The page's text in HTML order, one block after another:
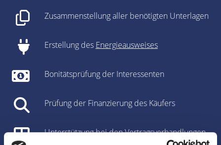
Zusammenstellung aller benötigten Unterlagen
Erstellung des Energieausweises
Bonitätsprüfung der Interessenten
Prüfung der Finanzierung des Käufers
Unterstützung bei den Vertragsverhandlungen